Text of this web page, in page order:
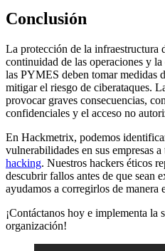
Conclusión
La protección de la infraestructura
continuidad de las operaciones y
las PYMES deben tomar medidas
mitigar el riesgo de ciberataques.
provocar graves consecuencias,
confidenciales y el acceso no
En Hackmetrix, podemos
vulnerabilidades en sus empresas
hacking. Nuestros hackers éticos
descubrir fallos antes de que sean
ayudamos a corregirlos de manera
¡Contáctanos hoy e implementa la
organización!